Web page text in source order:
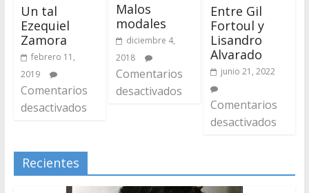
Un tal
Ezequiel
Zamora
febrero 11,
2019
Comentarios
desactivados
Malos
modales
diciembre 4,
2018
Comentarios
desactivados
Entre Gil
Fortoul y
Lisandro
Alvarado
junio 21, 2022
Comentarios
desactivados
Recientes